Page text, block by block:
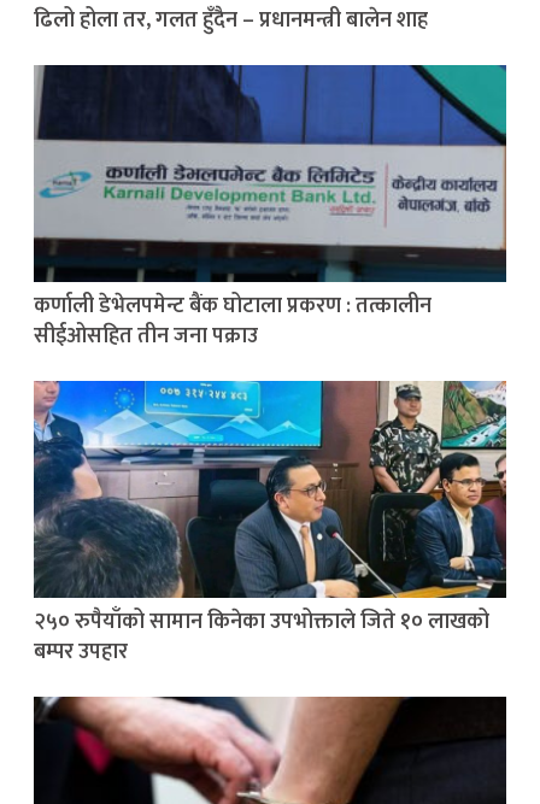
ढिलो होला तर, गलत हुँदैन – प्रधानमन्त्री बालेन शाह
कर्णाली डेभेलपमेन्ट बैंक घोटाला प्रकरण : तत्कालीन
सीईओसहित तीन जना पक्राउ
२५० रुपैयाँको सामान किनेका उपभोक्ताले जिते १० लाखको
बम्पर उपहार